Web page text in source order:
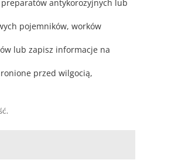
antykorozyjnych lub
pojemników, worków
lub zapisz informacje na
przed wilgocią,